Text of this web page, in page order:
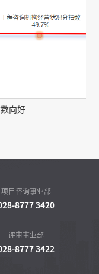
向好
项目咨询事业部
8777 3420
评审事业部
8777 3422